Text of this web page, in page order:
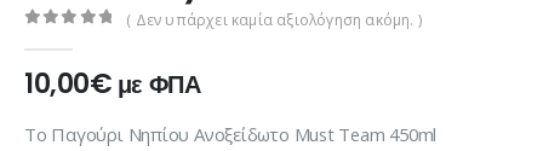
( Δεν υπάρχει καμία αξιολόγηση ακόμη. )
10,00€ με ΦΠΑ
Το Παγούρι Νηπίου Ανοξείδωτο Must Team 450ml